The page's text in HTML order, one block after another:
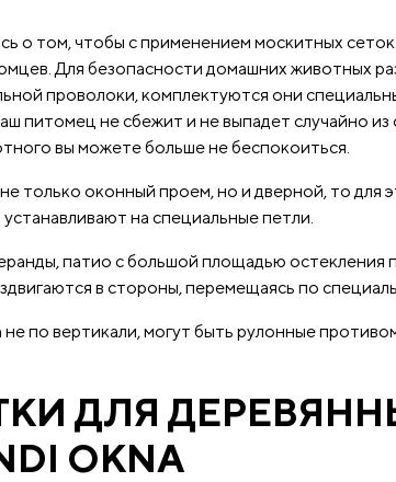
о том, чтобы с применением москитных
Для безопасности домашних животных
проволоки, комплектуются они
питомец не сбежит и не выпадет случайно
вы можете больше не беспокоиться.
только оконный проем, но и дверной, то для
на специальные петли.
патио с большой площадью
в стороны, перемещаясь по
по вертикали, могут быть рулонные
ДЛЯ
OKNA